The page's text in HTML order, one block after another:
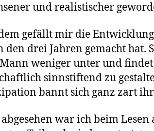
und realistischer
gefällt mir die
den drei Jahren gemacht hat.
weniger unter und findet
sinnstiftend zu
bannt sich ganz zart
war ich beim Lesen